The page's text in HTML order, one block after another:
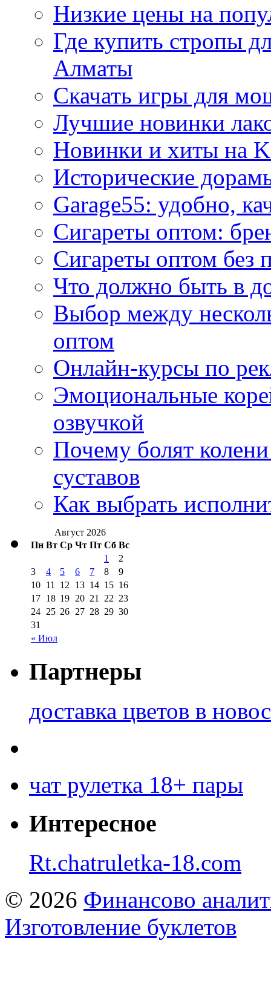
Низкие цены на
Где купить стропы
Алматы
Скачать игры для
Лучшие новинки
Новинки и хиты на
Исторические
Garage55: удобно,
Сигареты оптом:
Сигареты оптом без
Что должно быть в
Выбор между
оптом
Онлайн-курсы по
Эмоциональные
озвучкой
Почему болят
суставов
Как выбрать
Август 2026
Пн Вт Ср Чт Пт Сб Вс
« Июл
1
2
3
4 5 6 7 8
9
10 11 12 13 14 15 16
17 18 19 20 21 22 23
24 25 26 27 28 29 30
31
Партнеры
доставка цветов в
чат рулетка 18+ пары
Интересное
Rt.chatruletka-18.com
© 2026 Финансово
Изготовление буклетов